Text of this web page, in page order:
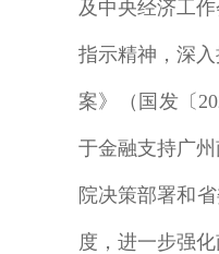
及中央经济工
指示精神，深
案》（国发〔
于金融支持广
院决策部署和
度，进一步强